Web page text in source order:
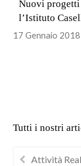
Nuovi progetti
l’Istituto
17 Gennaio 2018
Tutti i nostri
Attività